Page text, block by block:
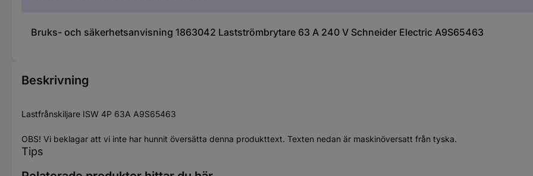
Bruks- och säkerhetsanvisning 1863042 Lastströmbrytare 63 A 240 V Schneider Electric A9S65463
Beskrivning
Lastfrånskiljare ISW 4P 63A A9S65463
OBS! Vi beklagar att vi inte har hunnit översätta denna produkttext. Texten nedan är maskinöversatt från tyska.
Tips